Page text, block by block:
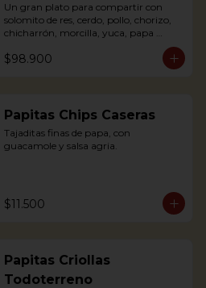
Un gran plato para compartir con
solomito de res, cerdo, pollo, chorizo,
chicharrón, morcilla, yuca, papa
Acompañada de salsa de tomate, salsa
$98.900
Papitas Chips Caseras
Tajaditas finas de papa, con
guacamole y salsa agria.
$11.500
Papitas Criollas
Todoterreno